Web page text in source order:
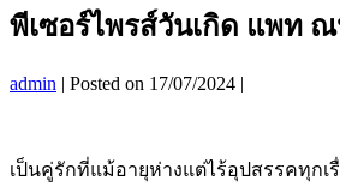
พีเซอร์ไพรส์วันเกิด แพท
admin | Posted on 17/07/2024 |
เป็นคู่รักที่แม้อายุห่างแต่ไร้อุปสรรคทุก